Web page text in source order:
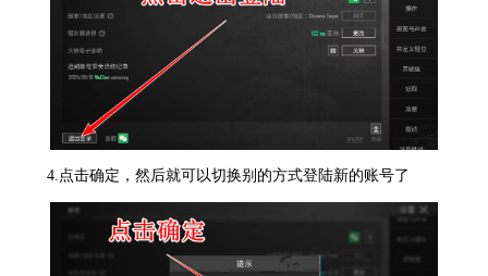
4.点击确定，然后就可以切换别的方式登陆新的账号了